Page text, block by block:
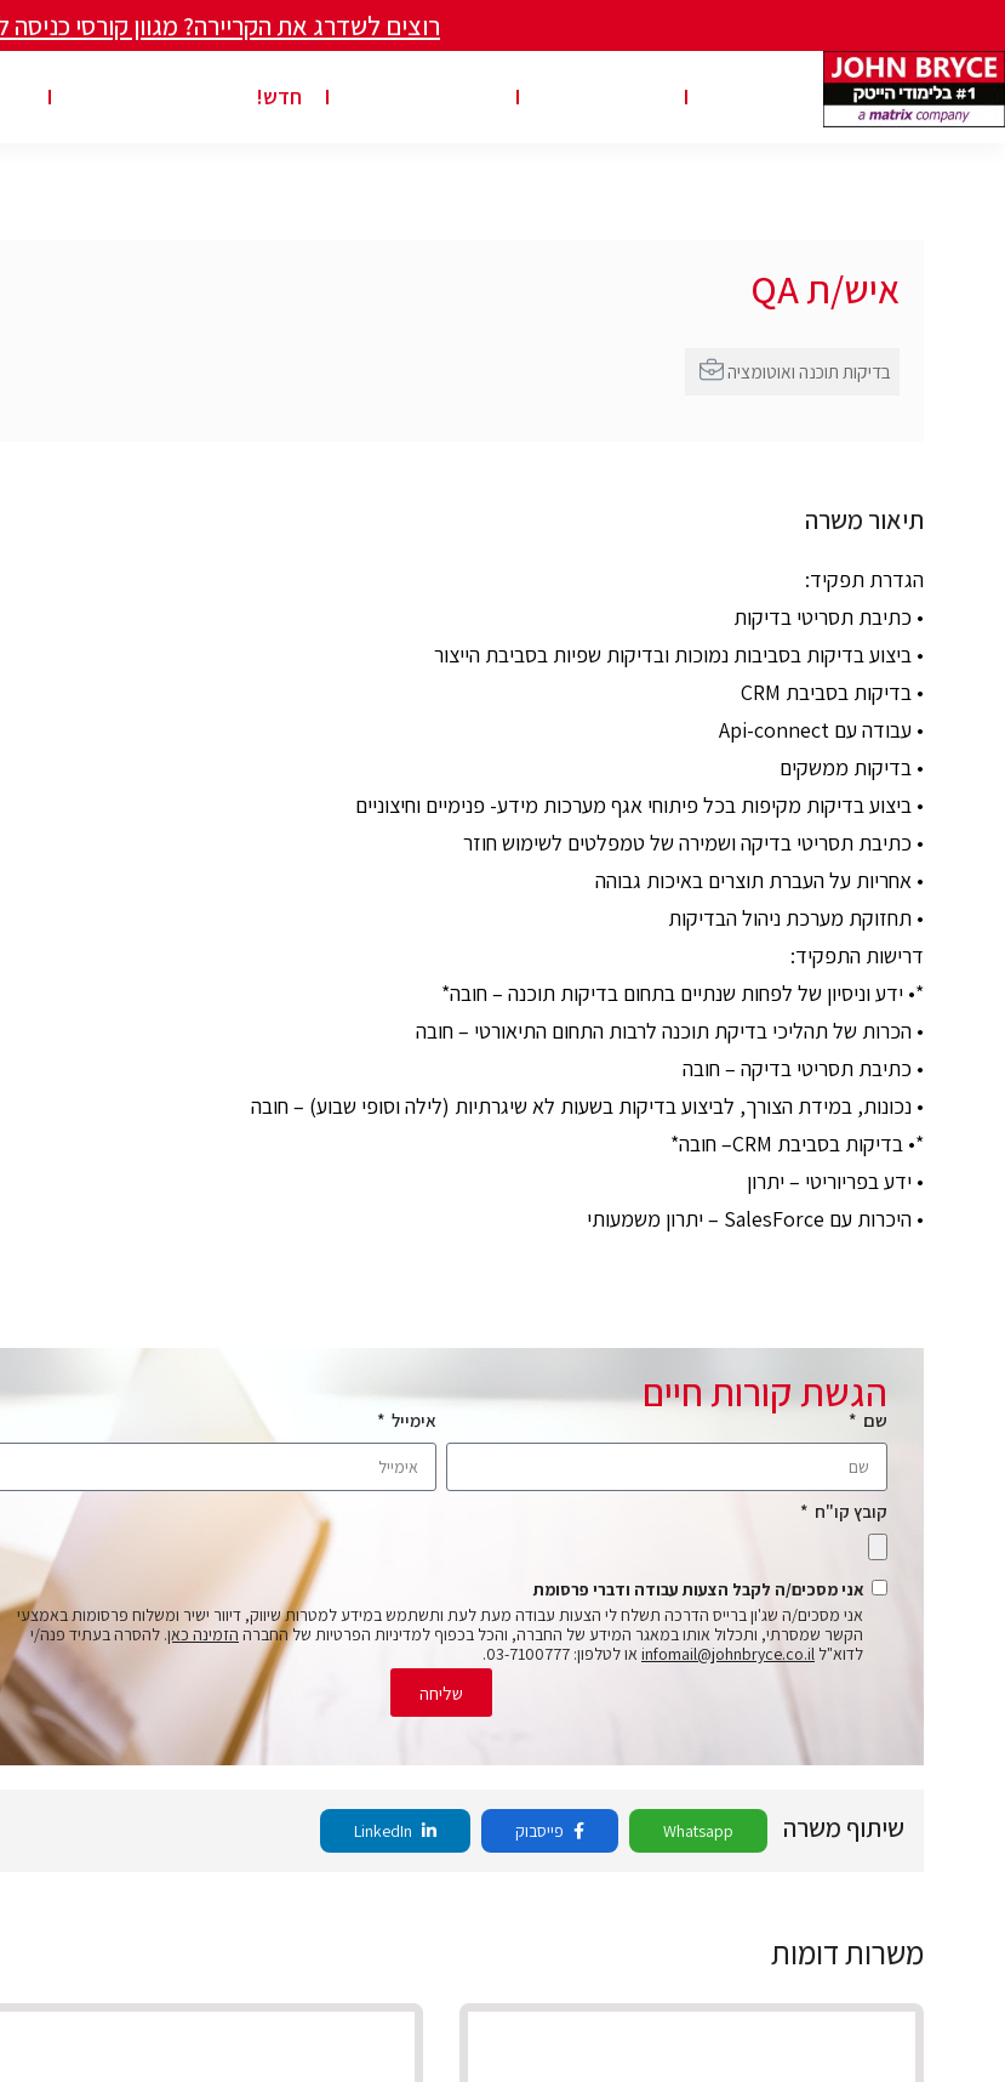
רוצים לשדרג את הקריירה? מגוון קורסי כניסה
חדש!
איש/ת QA
תיאור משרה
הגדרת תפקיד:
• כתיבת תסריטי בדיקות
• ביצוע בדיקות בסביבות נמוכות ובדיקות שפיות בסביבת הייצור
• בדיקות בסביבת CRM
• עבודה עם Api-connect
• בדיקות ממשקים
• ביצוע בדיקות מקיפות בכל פיתוחי אגף מערכות מידע- פנימיים וחיצוניים
• כתיבת תסריטי בדיקה ושמירה של טמפלטים לשימוש חוזר
• אחריות על העברת תוצרים באיכות גבוהה
• תחזוקת מערכת ניהול הבדיקות
דרישות התפקיד:
*• ידע וניסיון של לפחות שנתיים בתחום בדיקות תוכנה – חובה*
• הכרות של תהליכי בדיקת תוכנה לרבות התחום התיאורטי – חובה
• כתיבת תסריטי בדיקה – חובה
• נכונות, במידת הצורך, לביצוע בדיקות בשעות לא שיגרתיות (לילה וסופי שבוע) – חובה
*• בדיקות בסביבת CRM– חובה*
• ידע בפריוריטי – יתרון
• היכרות עם SalesForce – יתרון משמעותי
הגשת קורות חיים
שם אימייל
קובץ קו"ח
אני מסכים/ה לקבל הצעות עבודה ודברי פרסומת
אני מסכים/ה שג'ון ברייס הדרכה תשלח לי הצעות עבודה מעת לעת ותשתמש במידע למטרות שיווק, דיוור ישיר ומשלוח פרסומות באמצעי
הקשר שמסרתי, ותכלול אותו במאגר המידע של החברה, והכל בכפוף למדיניות הפרטיות של החברה הזמינה כאן. להסרה בעתיד פנה/י
לדוא"ל infomail@johnbryce.co.il או לטלפון: 03-7100777.
שליחה
שיתוף משרה Whatsapp פייסבוק
משרות דומות